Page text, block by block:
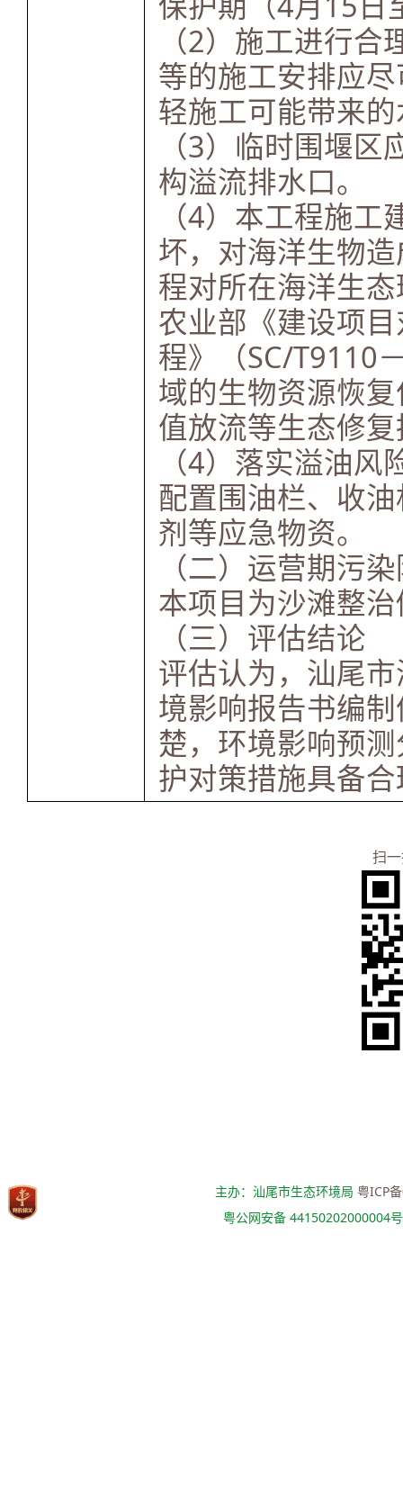
（2）施工进行
等的施工安排应
轻施工可能带来
（3）临时围堰
构溢流排水口。
（4）本工程施
坏，对海洋生物
程对所在海洋生
农业部《建设项
程》（SC/T9110
域的生物资源恢
值放流等生态修
（4）落实溢油风
配置围油栏、收
剂等应急物资。
（二）运营期污
本项目为沙滩整
（三）评估结论
评估认为，汕尾
境影响报告书编
楚，环境影响预
护对策措施具备
扫
主办：汕尾市生态环境局粤ICP
粤公网安备 44150202000004号